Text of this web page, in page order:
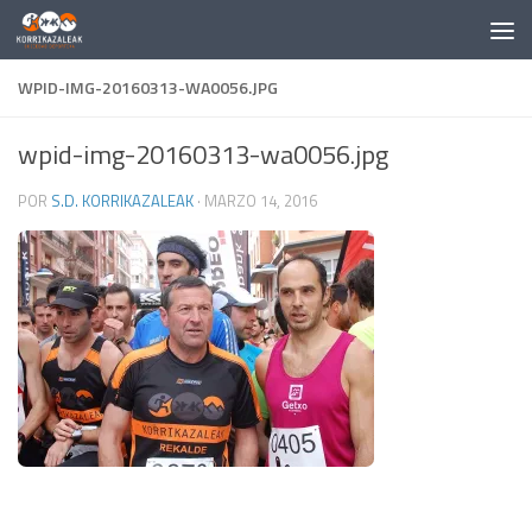
Saltar al contenido
WPID-IMG-20160313-WA0056.JPG
wpid-img-20160313-wa0056.jpg
POR S.D. KORRIKAZALEAK · MARZO 14, 2016